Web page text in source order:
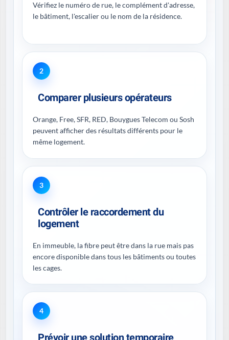
Vérifiez le numéro de rue, le complément d'adresse,
le bâtiment, l'escalier ou le nom de la résidence.
2
Comparer plusieurs opérateurs
Orange, Free, SFR, RED, Bouygues Telecom ou Sosh
peuvent afficher des résultats différents pour le
même logement.
3
Contrôler le raccordement du
logement
En immeuble, la fibre peut être dans la rue mais pas
encore disponible dans tous les bâtiments ou toutes
les cages.
4
Prévoir une solution temporaire